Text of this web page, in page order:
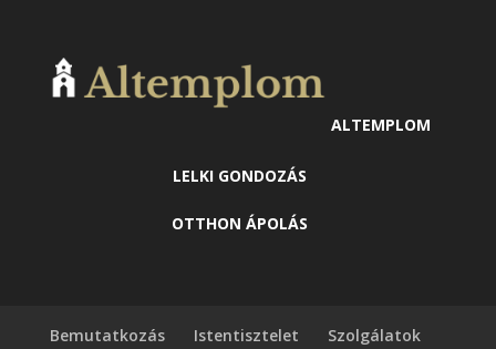
ALTEMPLOM
LELKI GONDOZÁS
OTTHON ÁPOLÁS
Bemutatkozás Istentisztelet Szolgálatok